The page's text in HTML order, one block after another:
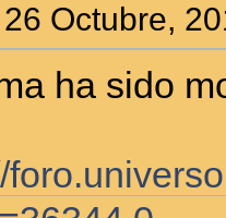
26 Octubre,
ha sido